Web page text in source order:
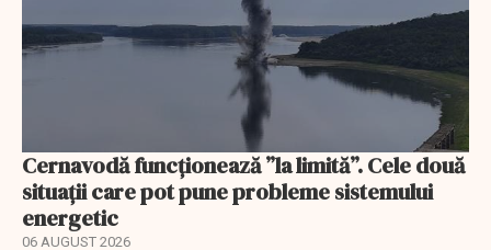
Cernavodă funcționează ”la limită”. Cele două
situații care pot pune probleme sistemului
energetic
06 AUGUST 2026